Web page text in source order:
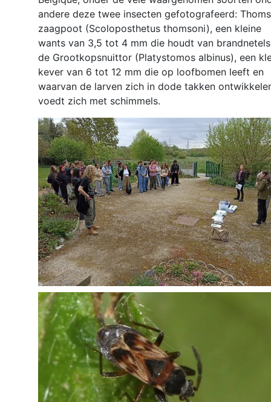
andere deze twee insecten gefotografeerd:
zaagpoot (Scoloposthetus thomsoni), een kleine
wants van 3,5 tot 4 mm die houdt van
de Grootkopsnuittor (Platystomos albinus), een
kever van 6 tot 12 mm die op loofbomen leeft en
waarvan de larven zich in dode takken
voedt zich met schimmels.